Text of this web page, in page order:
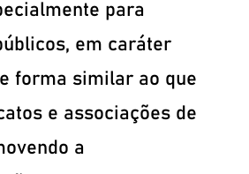
para
em caráter
forma similar ao que
e associações de
a